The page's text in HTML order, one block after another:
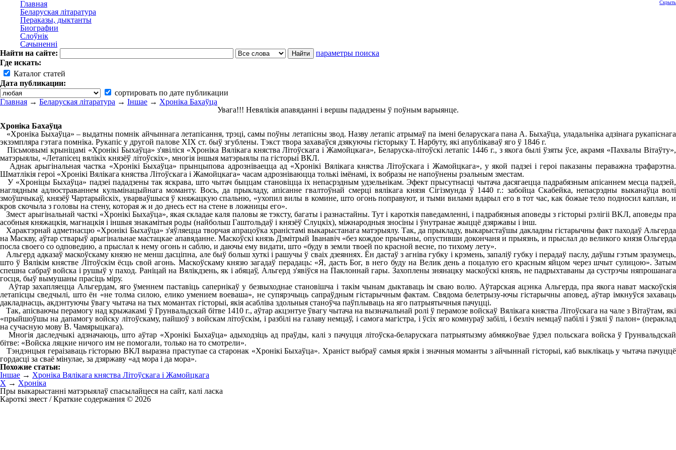
Главная
Беларуская літаратура
Пераказы, дыктанты
Биографии
Слоўнік
Сачыненні
Найти на сайте:
параметры поиска
Где искать:
Каталог статей
Дата публикации:
сортировать по дате публикации
Скрыть
Главная → Беларуская літаратура → Іншае → Хроніка Бахаўца
Увага!!! Невялікія апавяданні і вершы пададзены ў поўным варыянце.
Хроніка Бахаўца
«Хроніка Быхаўца» – выдатны помнік айчыннага летапісання, трэці, самы поўны летапісны звод. Назву летапіс атрымаў па імені беларускага пана А. Быхаўца, уладальніка адзінага рукапіснага
экзэмпляра гэтага помніка. Рукапіс у другой палове XІX ст. быў згублены. Тэкст твора захаваўся дзякуючы гісторыку Т. Нарбуту, які апублікаваў яго ў 1846 г.
Пісьмовымі крыніцамі «Хронікі Быхаўца» з'явіліся «Хроніка Вялікага княства Літоўскага і Жамойцкага», Беларуска-літоўскі летапіс 1446 г., з якога былі ўзяты ўсе, акрамя «Пахвалы Вітаўту»,
матэрыялы, «Летапісец вялікіх князёў літоўскіх», многія іншыя матэрыялы па гісторыі ВКЛ.
Аднак арыгінальная частка «Хронікі Быхаўца» прынцыпова адрозніваецца ад «Хронікі Вялікага княства Літоўскага і Жамойцкага», у якой падзеі і героі паказаны пераважна трафарэтна.
Шматлікія героі «Хронікі Вялікага княства Літоўскага і Жамойцкага» часам адрозніваюцца толькі імёнамі, іх вобразы не напоўнены рэальным зместам.
У «Хроніцы Быхаўца» падзеі пададзены так яскрава, што чытач быццам становіцца іх непасрэдным удзельнікам. Эфект прысутнасці чытача дасягаецца падрабязным апісаннем месца падзей,
наглядным адлюстраваннем кульмінацыйнага моманту. Вось, да прыкладу, апісанне гвалтоўнай смерці вялікага князя Сігізмунда ў 1440 г.: забойца Скабейка, непасрэдны выканаўца волі
змоўшчыкаў, князёў Чартарыйскіх, уварваўшыся ў княжацкую спальню, «ухопил вилы в комине, што огонь поправуют, и тыми вилами вдарыл его в тот час, как божые тело подносил каплан, и
кров скочыла з головы на стену, которая ж и до днесь ест на стене в ложницы его».
Змест арыгінальнай часткі «Хронікі Быхаўца», якая складае каля паловы яе тэксту, багаты і разнастайны. Тут і кароткія паведамленні, і падрабязныя аповеды з гісторыі рэлігіі BKЛ, аповеды пра
асобныя княжацкія, магнацкія і іншыя знакамітыя роды (найбольш Гаштольдаў і князёў Слуцкіх), міжнародныя зносіны і ўнутранае жыццё дзяржавы і інш.
Характэрнай адметнасцю «Хронікі Быхаўца» з'яўляецца творчая апрацоўка храністамі выкарыстанага матэрыялу. Так, да прыкладу, выкарыстаўшы дакладны гістарычны факт паходаў Альгерда
на Маскву, аўтар стварыў арыгінальнае мастацкае апавяданне. Маскоўскі князь Дзмітрый Іванавіч «без кождое прычыны, опустивши докончаня и прыязнь, и прыслал до великого князя Ольгерда
посла своего со одповедию, а прыслал к нему огонь н саблю, и даючы ему видати, што «буду в земли твоей по красной весне, по тихому лету».
Альгерд адказаў маскоўскаму князю не менш дасціпна, але быў больш хуткі і рашучы ў сваіх дзеяннях. Ён дастаў з агніва губку і крэмень, запаліў губку і перадаў паслу, даўшы гэтым зразумець,
што ў Вялікім княстве Літоўскім ёсць свой агонь. Маскоўскаму князю загадаў перадаць: «Я, дасть Бог, в него буду на Велик день а поцалую его красным яйцом через шчыт сулицою». Затым
спешна сабраў войска і рушыў у паход. Раніцай на Вялікдзень, як і абяцаў, Альгерд з'явіўся на Паклоннай гары. Захоплены знянацку маскоўскі князь, не падрыхтаваны да сустрэчы няпрошанага
госця, быў вымушаны прасіць міру.
Аўтар захапляецца Альгердам, яго ўменнем паставіць сапернікаў у безвыходнае становішча і такім чынам дыктаваць ім сваю волю. Аўтарская ацэнка Альгерда, пра якога нават маскоўскія
летапісцы сведчылі, што ён «не толма силою, елико умением воеваша», не супярэчыць сапраўдным гістарычным фактам. Свядома белетрызу-ючы гістарычны аповед, аўтар імкнуўся захаваць
дакладнасць, акдэнтуючы ўвагу чытача на тых момантах гісторыі, якія асабліва здольныя станоўча паўплываць на яго патрыятычныя пачуцці.
Так, апісваючы перамогу над крыжакамі ў Грунвальдскай бітве 1410 г., аўтар акцэнтуе ўвагу чытача на вызначальнай ролі ў перамозе войскаў Вялікага княства Літоўскага на чале з Вітаўтам, які
«прыйшоўшы на дапамогу войску літоўскаму, пайшоў з войскам літоўскім, і разбілі на галаву немцаў, і самога магістра, і ўсіх яго комнураў забілі, і безліч немцаў пабілі і ўзялі ў палон» (пераклад
на сучасную мову В. Чамярыцкага).
Многія даследчыкі адзначаюць, што аўтар «Хронікі Быхаўца» адыходзіць ад праўды, калі з пачуцця літоўска-беларускага патрыятызму абмяжоўвае ўдзел польскага войска ў Грунвальдскай
бітве: «Войска ляцкие ничого им не помогали, только на то смотрели».
Тэндэнцыя гераізаваць гісторыю ВКЛ выразна праступае са старонак «Хронікі Быхаўца». Храніст выбраў самыя яркія і значныя моманты з айчыннай гісторыі, каб выклікаць у чытача пачуццё
гордасці за сваё мінулае, за дзяржаву «ад мора і да мора».
Похожие статьи:
Іншае → Хроніка Вялікага княства Літоўскага i Жамойцкага
Х → Хроніка
Пры выкарыстанні матэрыялаў спасылайцеся на сайт, калі ласка
Кароткі змест / Краткие содержания © 2026